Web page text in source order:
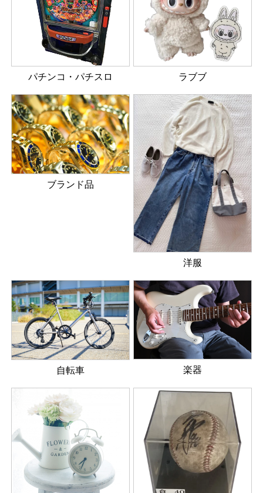
パチンコ・パチスロ ラブブ
ブランド品
洋服
自転車 楽器